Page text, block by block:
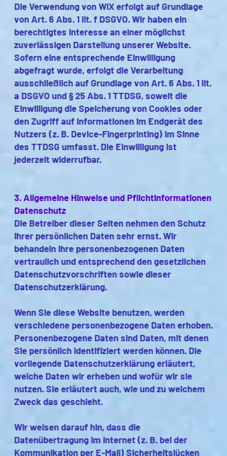
Die Verwendung von WIX erfolgt auf Grundlage
von Art. 6 Abs. 1 lit. f DSGVO. Wir haben ein
berechtigtes Interesse an einer möglichst
zuverlässigen Darstellung unserer Website.
Sofern eine entsprechende Einwilligung
abgefragt wurde, erfolgt die Verarbeitung
ausschließlich auf Grundlage von Art. 6 Abs. 1 lit.
a DSGVO und § 25 Abs. 1 TTDSG, soweit die
Einwilligung die Speicherung von Cookies oder
den Zugriff auf Informationen im Endgerät des
Nutzers (z. B. Device-Fingerprinting) im Sinne
des TTDSG umfasst. Die Einwilligung ist
jederzeit widerrufbar.
3. Allgemeine Hinweise und Pflichtinformationen
Datenschutz
Die Betreiber dieser Seiten nehmen den Schutz
Ihrer persönlichen Daten sehr ernst. Wir
behandeln Ihre personenbezogenen Daten
vertraulich und entsprechend den gesetzlichen
Datenschutzvorschriften sowie dieser
Datenschutzerklärung.
Wenn Sie diese Website benutzen, werden
verschiedene personenbezogene Daten erhoben.
Personenbezogene Daten sind Daten, mit denen
Sie persönlich identifiziert werden können. Die
vorliegende Datenschutzerklärung erläutert,
welche Daten wir erheben und wofür wir sie
nutzen. Sie erläutert auch, wie und zu welchem
Zweck das geschieht.
Wir weisen darauf hin, dass die
Datenübertragung im Internet (z. B. bei der
Kommunikation per E-Mail) Sicherheitslücken